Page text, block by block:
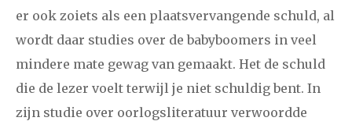
er ook zoiets als een plaatsvervangende schuld, al
wordt daar studies over de babyboomers in veel
mindere mate gewag van gemaakt. Het de schuld
die de lezer voelt terwijl je niet schuldig bent. In
zijn studie over oorlogsliteratuur verwoordde